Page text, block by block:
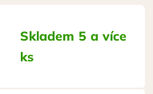
Skladem 5 a více
ks